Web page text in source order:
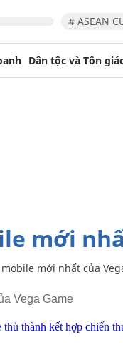
# ASEAN
Dân tộc và Tôn
mới
mới nhất của
Vega Game